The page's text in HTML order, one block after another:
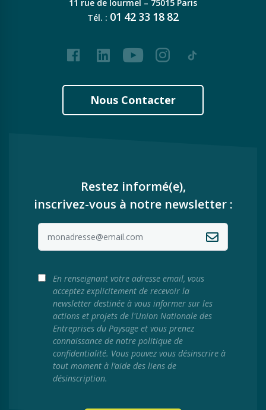
11 rue de lourmel – 75015 Paris
Tél. : 01 42 33 18 82
FacebookLinkedInYoutubeInstagram
Tiktok
Nous Contacter
Restez informé(e),
inscrivez-vous à notre newsletter :
En renseignant votre adresse email, vous
acceptez explicitement de recevoir la
newsletter destinée à vous informer sur les
actions et projets de l'Union Nationale des
Entreprises du Paysage et vous prenez
connaissance de notre politique de
confidentialité. Vous pouvez vous désinscrire à
tout moment à l’aide des liens de
désinscription.